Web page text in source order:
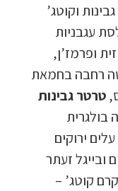
וקוטג’
עגבניות
ופרמז’ן,
רחבה בחמאת
טרטר גבינות
בולגרית
ירוקים
ובייגל זעתר
קרם קוטג’ –